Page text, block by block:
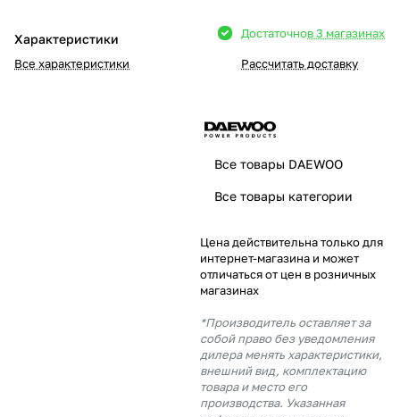
Характеристики
Все характеристики
Достаточнов 3 магазинах
Рассчитать доставку
Все товары DAEWOO
Все товары категории
Цена действительна только для
интернет-магазина и может
отличаться от цен в розничных
магазинах
*Производитель оставляет за
собой право без уведомления
дилера менять характеристики,
внешний вид, комплектацию
товара и место его
производства. Указанная
в корзину
% картой любого банка
% будут
с вашей карты